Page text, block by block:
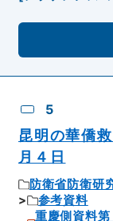
5
昆明の華僑
月４日
防衛省防衛研
参考資料
重慶側資料